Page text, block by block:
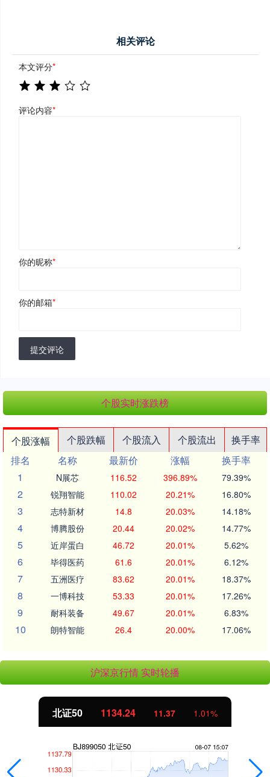
相关评论
本文评分*
评论内容*
你的昵称*
你的邮箱*
提交评论
个股实时涨跌榜
个股涨幅 个股跌幅 个股流入 个股流出
换手率
排名
名称 最新价 涨幅
换手率
1
N展芯 116.52 396.89% 79.39%
2 锐翔智能 110.02 20.21% 16.80%
3 志特新材 14.8 20.03% 14.18%
4 博腾股份 20.44 20.02% 14.77%
5 近岸蛋白 46.72 20.01% 5.62%
6 毕得医药 61.6 20.01% 6.12%
7 五洲医疗 83.62 20.01% 18.37%
8 一博科技 53.33 20.01% 17.26%
9 耐科装备 49.67 20.01% 6.83%
10 朗特智能 26.4 20.00% 17.06%
沪深京行情 实时轮播
北证50 1134.24 11.37 1.01%